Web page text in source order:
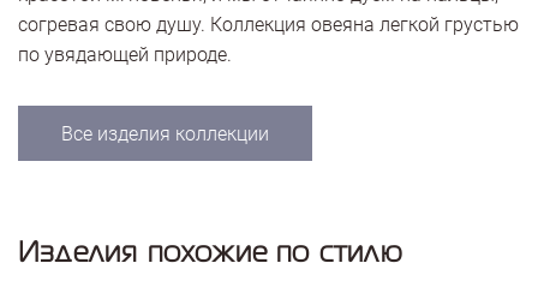
согревая свою душу. Коллекция овеяна легкой грустью
по увядающей природе.
Все изделия коллекции
Изделия похожие по стилю